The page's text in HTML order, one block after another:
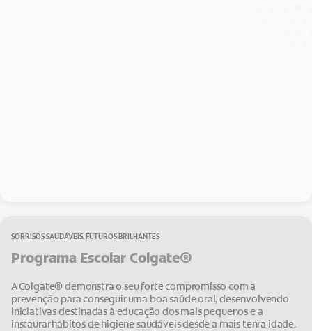
SORRISOS SAUDÁVEIS, FUTUROS BRILHANTES
Programa Escolar Colgate®
A Colgate® demonstra o seu forte compromisso com a
prevenção para conseguir uma boa saúde oral, desenvolvendo
iniciativas destinadas à educação dos mais pequenos e a
instaurar hábitos de higiene saudáveis desde a mais tenra idade.